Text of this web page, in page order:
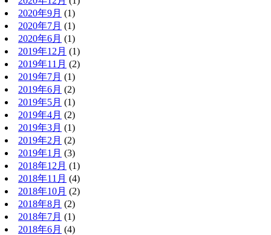
2020年9月 (1)
2020年7月 (1)
2020年6月 (1)
2019年12月 (1)
2019年11月 (2)
2019年7月 (1)
2019年6月 (2)
2019年5月 (1)
2019年4月 (2)
2019年3月 (1)
2019年2月 (2)
2019年1月 (3)
2018年12月 (1)
2018年11月 (4)
2018年10月 (2)
2018年8月 (2)
2018年7月 (1)
2018年6月 (4)